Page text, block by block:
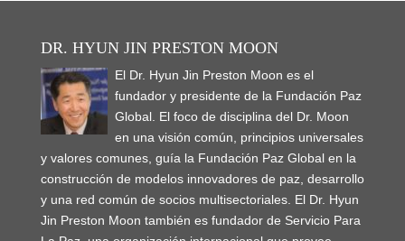
DR. HYUN JIN PRESTON MOON
El Dr. Hyun Jin Preston Moon es el
fundador y presidente de la Fundación Paz
Global. El foco de disciplina del Dr. Moon
en una visión común, principios universales
y valores comunes, guía la Fundación Paz Global en la
construcción de modelos innovadores de paz, desarrollo
y una red común de socios multisectoriales. El Dr. Hyun
Jin Preston Moon también es fundador de Servicio Para